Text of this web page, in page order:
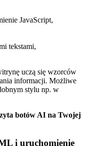
JavaScript,
tekstami,
uczą się wzorców
informacji. Możliwe
stylu np. w
botów AI na Twojej
i uruchomienie